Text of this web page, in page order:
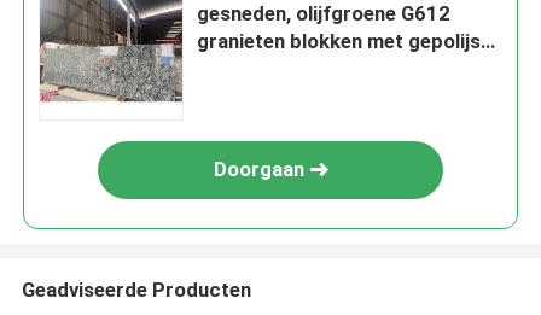
gesneden, olijfgroene G612
granieten blokken met gepolijste
Doorgaan
Geadviseerde Producten